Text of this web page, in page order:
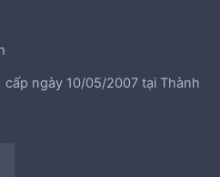
cấp ngày 10/05/2007 tại Thành